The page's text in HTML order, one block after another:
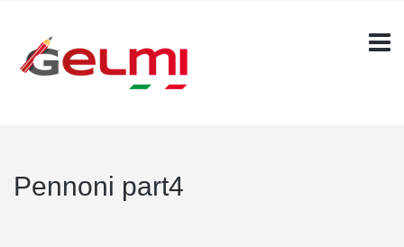
Pennoni part4